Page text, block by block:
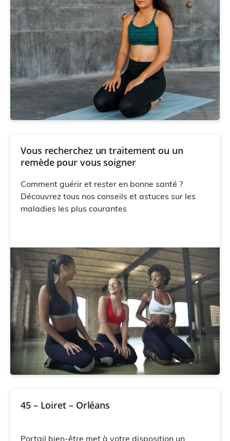
Vous recherchez un traitement ou un
remède pour vous soigner
Comment guérir et rester en bonne santé ?
Découvrez tous nos conseils et astuces sur les
maladies les plus courantes
45 – Loiret – Orléans
Portail bien-être met à votre disposition un